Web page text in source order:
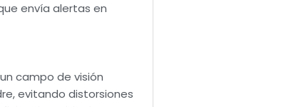
envía alertas en
campo de visión
evitando distorsiones